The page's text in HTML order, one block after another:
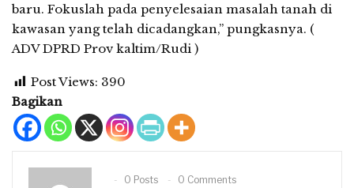
baru. Fokuslah pada penyelesaian masalah tanah di
kawasan yang telah dicadangkan,” pungkasnya. (
ADV DPRD Prov kaltim/Rudi )
Post Views: 390
Bagikan
0 Posts 0 Comments